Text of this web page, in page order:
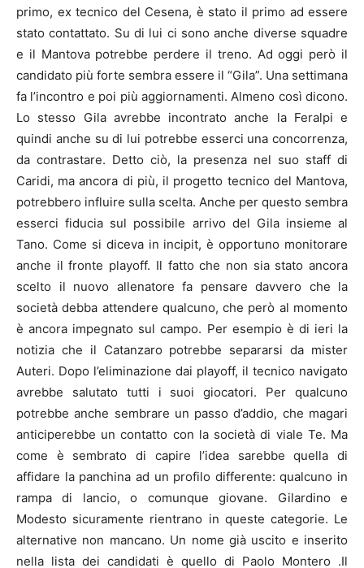
primo, ex tecnico del Cesena, è stato il primo ad essere
stato contattato. Su di lui ci sono anche diverse squadre
e il Mantova potrebbe perdere il treno. Ad oggi però il
candidato più forte sembra essere il “Gila”. Una settimana
fa l’incontro e poi più aggiornamenti. Almeno così dicono.
Lo stesso Gila avrebbe incontrato anche la Feralpi e
quindi anche su di lui potrebbe esserci una concorrenza,
da contrastare. Detto ciò, la presenza nel suo staff di
Caridi, ma ancora di più, il progetto tecnico del Mantova,
potrebbero influire sulla scelta. Anche per questo sembra
esserci fiducia sul possibile arrivo del Gila insieme al
Tano. Come si diceva in incipit, è opportuno monitorare
anche il fronte playoff. Il fatto che non sia stato ancora
scelto il nuovo allenatore fa pensare davvero che la
società debba attendere qualcuno, che però al momento
è ancora impegnato sul campo. Per esempio è di ieri la
notizia che il Catanzaro potrebbe separarsi da mister
Auteri. Dopo l’eliminazione dai playoff, il tecnico navigato
avrebbe salutato tutti i suoi giocatori. Per qualcuno
potrebbe anche sembrare un passo d’addio, che magari
anticiperebbe un contatto con la società di viale Te. Ma
come è sembrato di capire l’idea sarebbe quella di
affidare la panchina ad un profilo differente: qualcuno in
rampa di lancio, o comunque giovane. Gilardino e
Modesto sicuramente rientrano in queste categorie. Le
alternative non mancano. Un nome già uscito e inserito
nella lista dei candidati è quello di Paolo Montero .Il